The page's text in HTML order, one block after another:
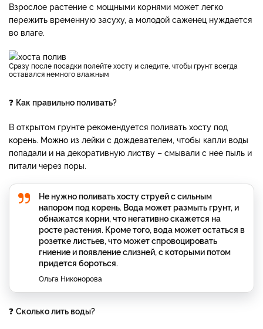
Взрослое растение с мощными корнями может легко
пережить временную засуху, а молодой саженец нуждается
во влаге.
Сразу после посадки полейте хосту и следите, чтобы грунт всегда
оставался немного влажным
❓ Как правильно поливать?
В открытом грунте рекомендуется поливать хосту под
корень. Можно из лейки с дождевателем, чтобы капли воды
попадали и на декоративную листву – смывали с нее пыль и
питали через поры.
Не нужно поливать хосту струей с сильным
напором под корень. Вода может размыть грунт, и
обнажатся корни, что негативно скажется на
росте растения. Кроме того, вода может остаться в
розетке листьев, что может спровоцировать
гниение и появление слизней, с которыми потом
придется бороться.
Ольга Никонорова
❓ Сколько лить воды?